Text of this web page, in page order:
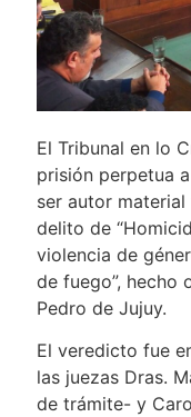
El Tribunal en lo
prisión perpetua
ser autor
delito de
violencia de
de fuego”, hecho
Pedro de Jujuy.
El veredicto fue
las juezas Dras.
de trámite- y